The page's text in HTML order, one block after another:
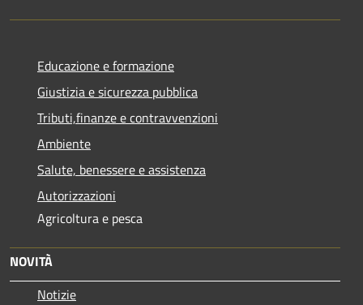
Educazione e formazione
Giustizia e sicurezza pubblica
Tributi,finanze e contravvenzioni
Ambiente
Salute, benessere e assistenza
Autorizzazioni
Agricoltura e pesca
NOVITÀ
Notizie